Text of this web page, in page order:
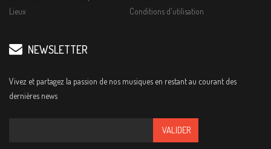
Lieux
Conditions d'utilisation
NEWSLETTER
Vivez et partagez la passion de nos musiques en restant au courant des
dernières news